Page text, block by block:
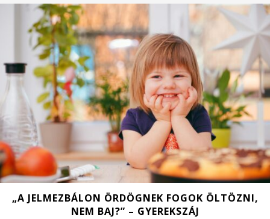
„A JELMEZBÁLON ÖRDÖGNEK FOGOK ÖLTÖZNI,
NEM BAJ?” – GYEREKSZÁJ